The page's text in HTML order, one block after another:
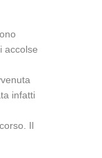
accolse
infatti
Il